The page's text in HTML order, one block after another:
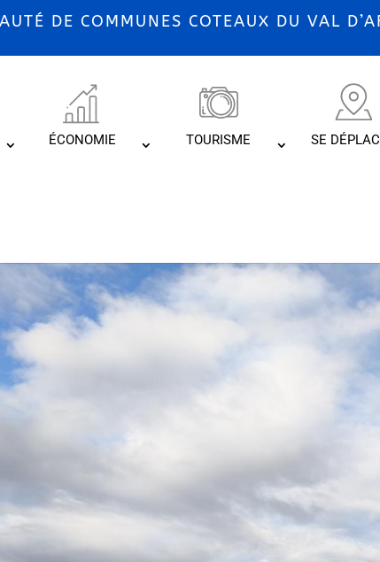
DE COMMUNES COTEAUX DU VAL
ÉCONOMIE TOURISME SE
d’été